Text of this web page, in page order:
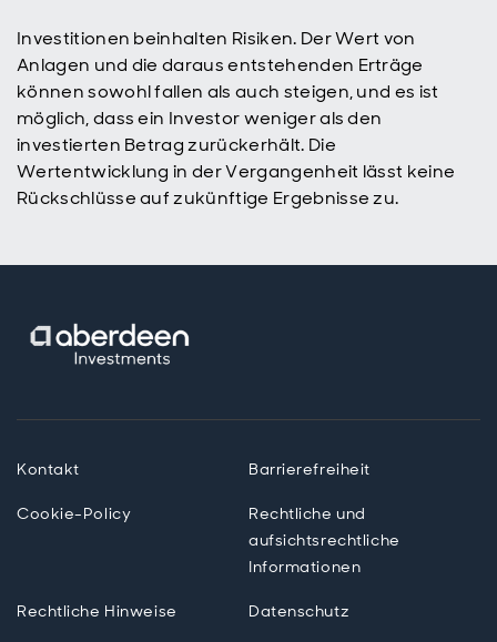
Investitionen beinhalten Risiken. Der Wert von
Anlagen und die daraus entstehenden Erträge
können sowohl fallen als auch steigen, und es ist
möglich, dass ein Investor weniger als den
investierten Betrag zurückerhält. Die
Wertentwicklung in der Vergangenheit lässt keine
Rückschlüsse auf zukünftige Ergebnisse zu.
Kontakt Barrierefreiheit
Cookie-Policy
Rechtliche und
aufsichtsrechtliche
Informationen
Rechtliche Hinweise Datenschutz